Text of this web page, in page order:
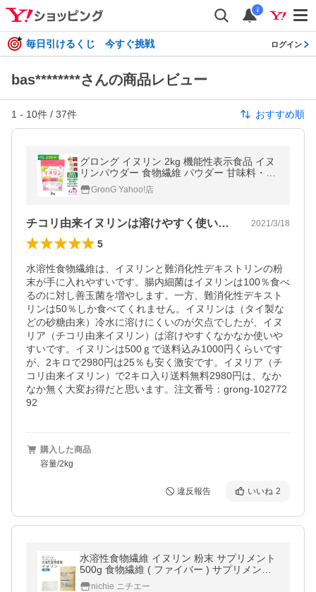
i
毎日引けるくじ 今すぐ挑戦 ログイン
bas********さんの商品レビュー
1 - 10件 / 37件 おすすめ順
グロング イヌリン 2kg 機能性表示食品 イヌ
リンパウダー 食物繊維 パウダー 甘味料・添
加物不使用 GronG 爆買
GronG Yahoo!店
チコリ由来イヌリンは溶けやすく使いやすい 2021/3/18
5
水溶性食物繊維は、イヌリンと難消化性デキストリンの粉
末が手に入れやすいです。腸内細菌はイヌリンは100％食べ
るのに対し善玉菌を増やします。一方、難消化性デキスト
リンは50％しか食べてくれません。イヌリンは（タイ製な
どの砂糖由来）冷水に溶けにくいのが欠点でしたが、イヌ
リア（チコリ由来イヌリン）は溶けやすくなかなか使いや
すいです。イヌリンは500ｇで送料込み1000円くらいです
が、2キロで2980円は25％も安く激安です。イヌリア（チ
コリ由来イヌリン）で2キロ入り送料無料2980円は、なか
なか無く大変お得だと思います。注文番号：grong-102772
92
購入した商品
容量/2kg
違反報告 いいね 2
水溶性食物繊維 イヌリン 粉末 サプリメント
500g 食物繊維 ( ファイバー ) サプリメント
の 水溶性食物繊維イヌリン RSL
nichie ニチエー